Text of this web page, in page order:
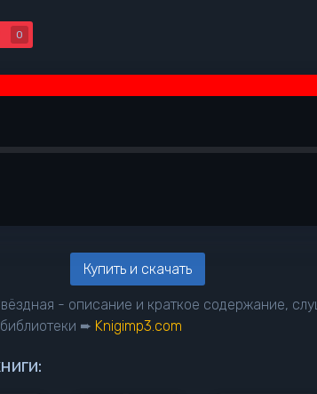
0
Купить и скачать
- описание и краткое содержание,
➨ Knigimp3.com